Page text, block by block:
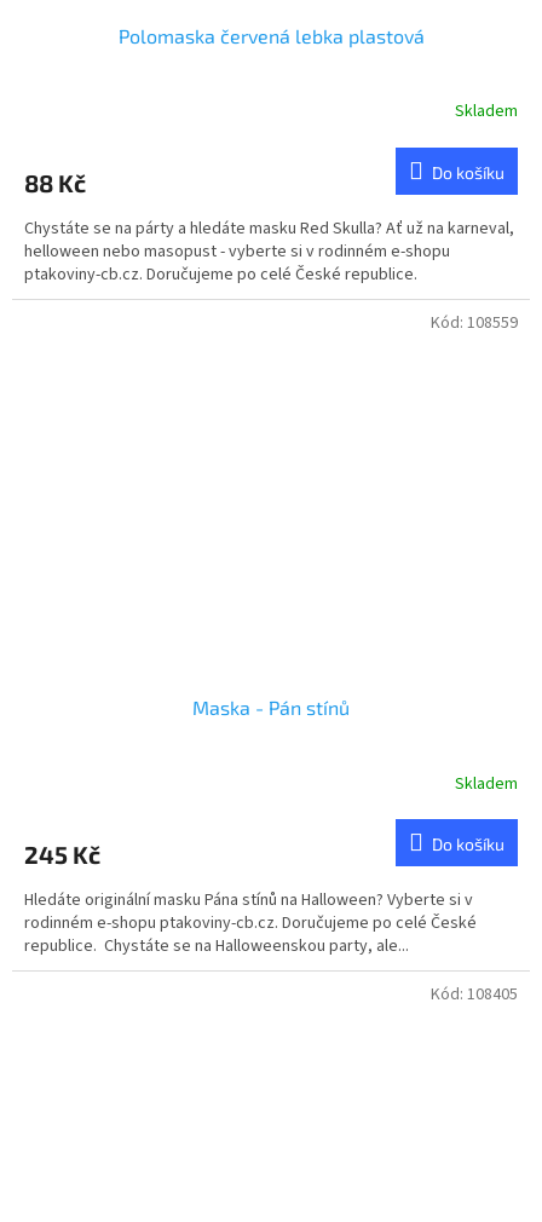
Polomaska červená lebka plastová
Skladem
88 Kč Do košíku
Chystáte se na párty a hledáte masku Red Skulla? Ať už na karneval,
helloween nebo masopust - vyberte si v rodinném e-shopu
ptakoviny-cb.cz. Doručujeme po celé České republice.
Maska - Pán stínů
Skladem
245 Kč Do košíku
Hledáte originální masku Pána stínů na Halloween? Vyberte si v
rodinném e-shopu ptakoviny-cb.cz. Doručujeme po celé České
republice. Chystáte se na Halloweenskou party, ale...
Kód: 108559
Kód: 108405